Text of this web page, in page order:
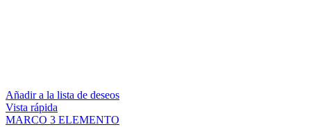
Añadir a la lista de deseos
Vista rápida
MARCO 3 ELEMENTO